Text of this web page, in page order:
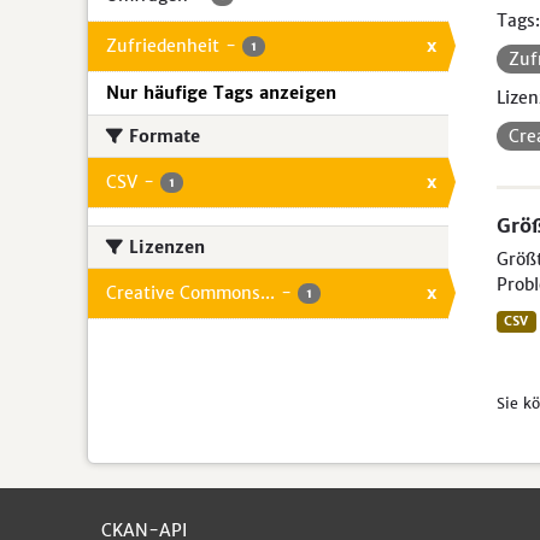
Zufriedenheit - 1 x
Nur häufige Tags anzeigen
Formate
CSV - 1 x
Lizenzen
Creative Commons... - 1 x
Tags:
CSV
Sie
CKAN-API